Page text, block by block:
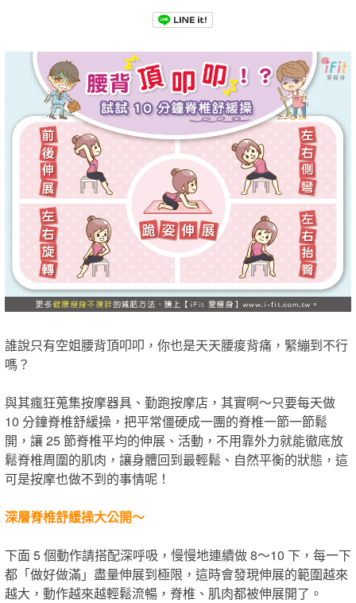
誰說只有空姐腰背頂叩叩，你也是天天腰痠背痛，緊繃到不行
嗎？
與其瘋狂蒐集按摩器具、勤跑按摩店，其實啊～只要每天做
10 分鐘脊椎舒緩操，把平常僵硬成一團的脊椎一節一節鬆
開，讓 25 節脊椎平均的伸展、活動，不用靠外力就能徹底放
鬆脊椎周圍的肌肉，讓身體回到最輕鬆、自然平衡的狀態，這
可是按摩也做不到的事情呢！
深層脊椎舒緩操大公開～
下面 5 個動作請搭配深呼吸，慢慢地連續做 8～10 下，每一下
都「做好做滿」盡量伸展到極限，這時會發現伸展的範圍越來
越大，動作越來越輕鬆流暢，脊椎、肌肉都被伸展開了 。